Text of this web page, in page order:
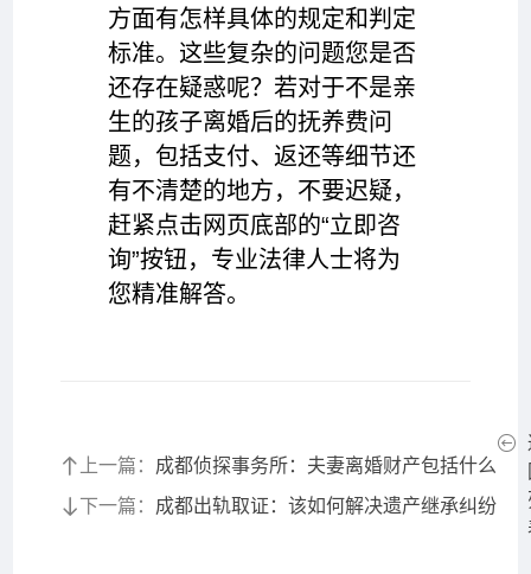
方面有怎样具体的规定和判定
标准。这些复杂的问题您是否
还存在疑惑呢？若对于不是亲
生的孩子离婚后的抚养费问
题，包括支付、返还等细节还
有不清楚的地方，不要迟疑，
赶紧点击网页底部的“立即咨
询”按钮，专业法律人士将为
您精准解答。
上一篇： 成都侦探事务所：夫妻离婚财产包括什么
下一篇： 成都出轨取证：该如何解决遗产继承纠纷